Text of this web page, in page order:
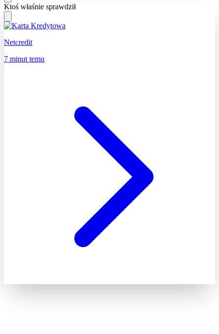
Ktoś właśnie sprawdził
Netcredit
7 minut temu